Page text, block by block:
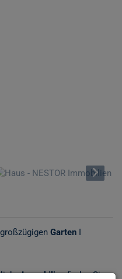
Garten I
Immobilienfinden Sie